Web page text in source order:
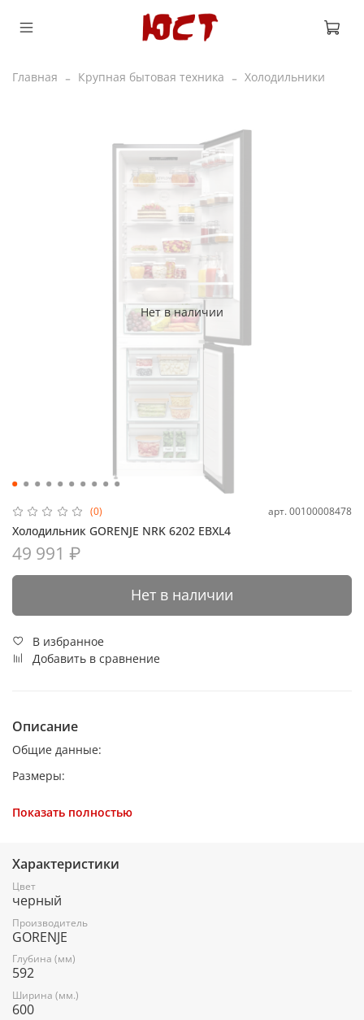
Главная Крупная бытовая техника Холодильники
Нет в наличии
(0) арт. 00100008478
Холодильник GORENJE NRK 6202 EBXL4
49 991 ₽
Нет в наличии
В избранное
Добавить в сравнение
Описание
Общие данные:
Размеры:
Общий объем/ Полезный объем:
Холодильника (л): 353/331
Холодильной камеры (л): 243/235
Показать полностью
Характеристики
Цвет
черный
Производитель
GORENJE
Глубина (мм)
592
Ширина (мм.)
600